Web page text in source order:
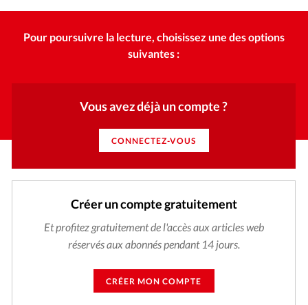
Société
Tour du monde des Eglises
Trait d'Ixène
Vécu
Vie Intérieure
Pour poursuivre la lecture, choisissez une des options
suivantes :
Vous avez déjà un compte ?
CONNECTEZ-VOUS
Créer un compte gratuitement
Et profitez gratuitement de l'accès aux articles web
réservés aux abonnés pendant 14 jours.
CRÉER MON COMPTE